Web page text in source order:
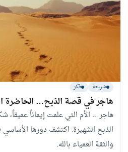
شريعة فكر
هاجر في قصة الذبح… الحاضرة
هاجر… الأم التي علمت إيماناً
الذبح الشهيرة. اكتشف دورها
والثقة العمياء بالله.